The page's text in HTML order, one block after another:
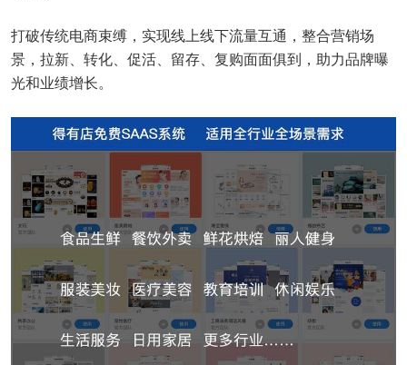
打破传统电商束缚，实现线上线下流量互通，整合营销场
景，拉新、转化、促活、留存、复购面面俱到，助力品牌曝
光和业绩增长。